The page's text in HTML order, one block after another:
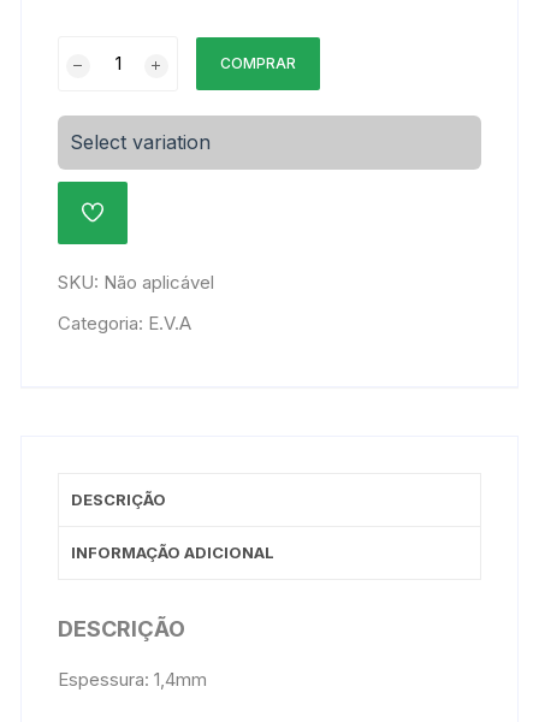
Recortado
quantidade
COMPRAR
Select variation
ADICIONAR
DE
DESEJOS
SKU: Não aplicável
Categoria: E.V.A
DESCRIÇÃO
INFORMAÇÃO ADICIONAL
DESCRIÇÃO
Espessura: 1,4mm